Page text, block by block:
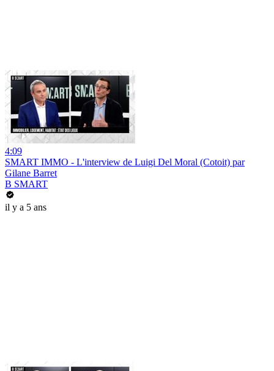
4:09
SMART IMMO - L'interview de Luigi Del Moral (Cotoit) par
Gilane Barret
B SMART
il y a 5 ans